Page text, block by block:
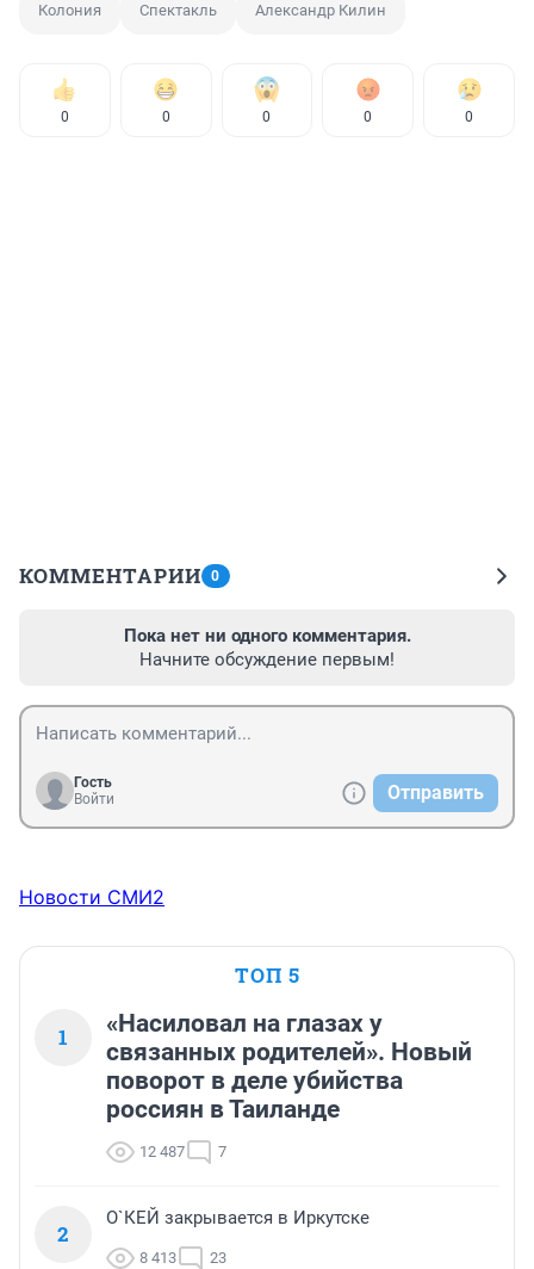
Колония Спектакль Александр Килин
0 0 0 0 0
КОММЕНТАРИИ 0
Пока нет ни одного комментария.
Начните обсуждение первым!
Гость
Войти
Отправить
Новости СМИ2
ТОП 5
1
«Насиловал на глазах у
связанных родителей». Новый
поворот в деле убийства
россиян в Таиланде
12 487 7
2
О`КЕЙ закрывается в Иркутске
8 413 23